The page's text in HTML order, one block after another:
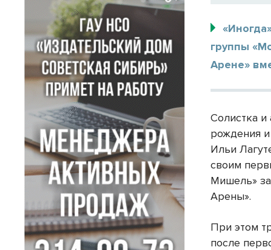
группы
Арене»
Солистка
рождения
Ильи
своим
Мишель»
Арены».
При этом
после